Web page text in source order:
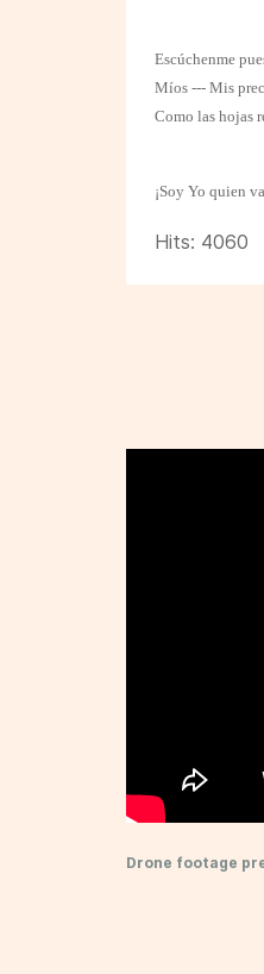
Escúchenme
Míos --- Mis
Como las hojas
¡Soy Yo quien
Hits: 4060
Drone footage